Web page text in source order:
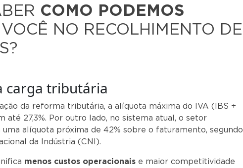
COMO PODEMOS
VOCÊ NO RECOLHIMENTO DE
carga tributária
da reforma tributária, a alíquota máxima do IVA (IBS +
até 27,3%. Por outro lado, no sistema atual, o setor
alíquota próxima de 42% sobre o faturamento, segundo
da Indústria (CNI).
menos custos operacionais e maior competitividade